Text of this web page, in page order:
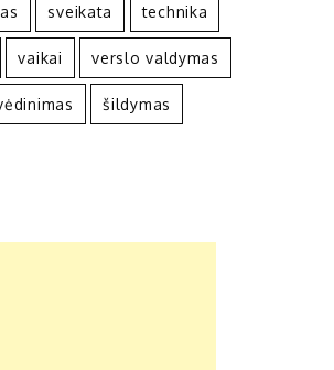
sveikata technika
vaikai verslo valdymas
šildymas